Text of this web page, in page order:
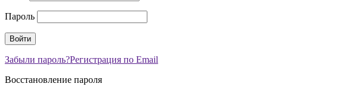
Пароль
Забыли пароль?Регистрация по Email
Восстановление пароля